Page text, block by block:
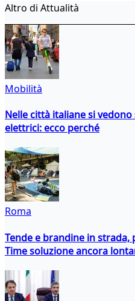
Altro di Attualità
Mobilità
Nelle città italiane si
elettrici: ecco perché
Roma
Tende e brandine in strada,
Time soluzione ancora